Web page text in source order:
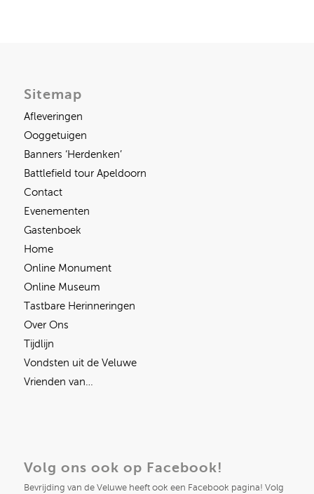
Sitemap
Afleveringen
Ooggetuigen
Banners ‘Herdenken’
Battlefield tour Apeldoorn
Contact
Evenementen
Gastenboek
Home
Online Monument
Online Museum
Tastbare Herinneringen
Over Ons
Tijdlijn
Vondsten uit de Veluwe
Vrienden van…
Volg ons ook op Facebook!
Bevrijding van de Veluwe heeft ook een Facebook pagina! Volg